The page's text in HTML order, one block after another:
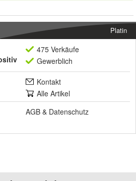
Platin
475 Verkäufe
Gewerblich
Kontakt
Alle Artikel
AGB & Datenschutz